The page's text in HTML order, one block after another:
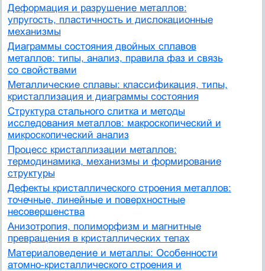
Деформация и разрушение металлов:
упругость, пластичность и дислокационные
механизмы
Диаграммы состояния двойных сплавов
металлов: типы, анализ, правила фаз и связь
со свойствами
Металлические сплавы: классификация, типы,
кристаллизация и диаграммы состояния
Структура стального слитка и методы
исследования металлов: макроскопический и
микроскопический анализ
Процесс кристаллизации металлов:
термодинамика, механизмы и формирование
структуры
Дефекты кристаллического строения металлов:
точечные, линейные и поверхностные
несовершенства
Анизотропия, полиморфизм и магнитные
превращения в кристаллических телах
Материаловедение и металлы: Особенности
атомно-кристаллического строения и